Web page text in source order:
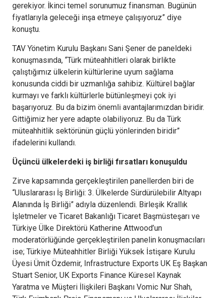
gerekiyor. İkinci temel sorunumuz finansman. Bugünün
fiyatlarıyla geleceği inşa etmeye çalışıyoruz” diye
konuştu.
TAV Yönetim Kurulu Başkanı Sani Şener de paneldeki
konuşmasında, “Türk müteahhitleri olarak birlikte
çalıştığımız ülkelerin kültürlerine uyum sağlama
konusunda ciddi bir uzmanlığa sahibiz. Kültürel bağlar
kurmayı ve farklı kültürlerle bütünleşmeyi çok iyi
başarıyoruz. Bu da bizim önemli avantajlarımızdan biridir.
Gittiğimiz her yere adapte olabiliyoruz. Bu da Türk
müteahhitlik sektörünün güçlü yönlerinden biridir”
ifadelerini kullandı.
Üçüncü ülkelerdeki iş birliği fırsatları konuşuldu
Zirve kapsamında gerçekleştirilen panellerden biri de
“Uluslararası İş Birliği: 3. Ülkelerde Sürdürülebilir Altyapı
Alanında İş Birliği” adıyla düzenlendi. Birleşik Krallık
İşletmeler ve Ticaret Bakanlığı Ticaret Başmüsteşarı ve
Türkiye Ülke Direktörü Katherine Attwood’un
moderatörlüğünde gerçekleştirilen panelin konuşmacıları
ise; Türkiye Müteahhitler Birliği Yüksek İstişare Kurulu
Üyesi Ümit Özdemir, Infrastructure Exports UK Eş Başkan
Stuart Senior, UK Exports Finance Küresel Kaynak
Yaratma ve Müşteri İlişkileri Başkanı Vomic Nur Shah,